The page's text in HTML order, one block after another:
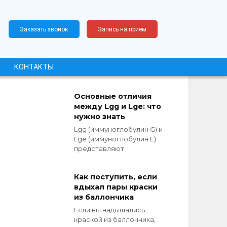
Заказать звонок Запись на прием
КОНТАКТЫ
Основные отличия
между Lgg и Lge: что
нужно знать
Lgg (иммуноглобулин G) и
Lge (иммуноглобулин E)
представляют
Как поступить, если
вдыхал пары краски
из баллончика
Если вы надышались
краской из баллончика,